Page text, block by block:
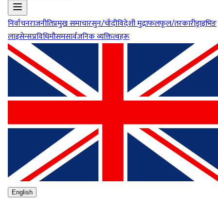
निर्वाचनराजनीतिप्रमुख समाचारसुन/चाँदीविदेशी मुद्राफलफूल/तरकारीड्राइभिङ
लाइसेन्सप्रविधिमौसमसार्वजनिक व्यक्तित्वहरू
English